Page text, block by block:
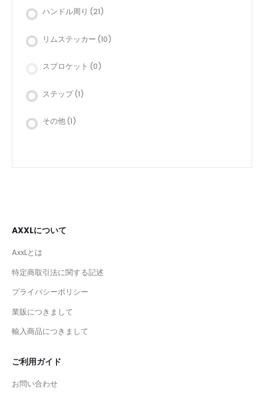
ハンドル周り (21)
リムステッカー (10)
スプロケット (0)
ステップ (1)
その他 (1)
AXXLについて
AxxLとは
特定商取引法に関する記述
プライバシーポリシー
業販につきまして
輸入商品につきまして
ご利用ガイド
お問い合わせ